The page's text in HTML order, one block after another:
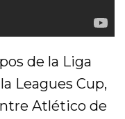
de la Liga
Leagues Cup,
Atlético de